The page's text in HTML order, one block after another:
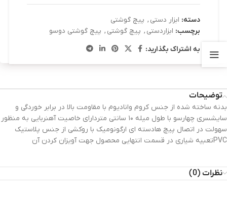
دسته: ابزار دستی , پیچ گوشتی
برچسب: ابزاردستی , پیچ گوشتی , پیچ گوشتی دوسو
به اشتراک بگذارید:
توضیحات
بدنه ساخته شده از جنس کروم وانادیوم با مقاومت بالا در برابر خوردگی و
سایشسری چهارسو با طول میله ۱۰ سانتی متردارای خاصیت آهنربایی به منظور
سهولت در اتصال پیچ هادسته ای ارگونومیک با روکشی از جنس پلاستیک
PVCتعبیه شیاری در قسمت انتهایی محصول جهت آویزان کردن آن
نظرات (0)